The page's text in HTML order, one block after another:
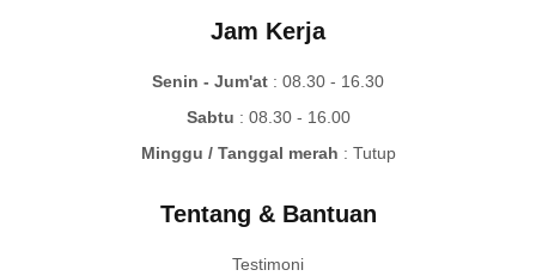
Jam Kerja
Senin - Jum'at : 08.30 - 16.30
Sabtu : 08.30 - 16.00
Minggu / Tanggal merah : Tutup
Tentang & Bantuan
Testimoni